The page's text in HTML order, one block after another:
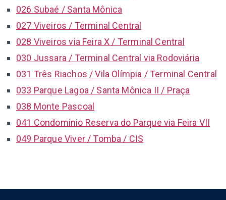
026 Subaé / Santa Mônica
027 Viveiros / Terminal Central
028 Viveiros via Feira X / Terminal Central
030 Jussara / Terminal Central via Rodoviária
031 Três Riachos / Vila Olímpia / Terminal Central
033 Parque Lagoa / Santa Mônica II / Praça
038 Monte Pascoal
041 Condomínio Reserva do Parque via Feira VII
049 Parque Viver / Tomba / CIS